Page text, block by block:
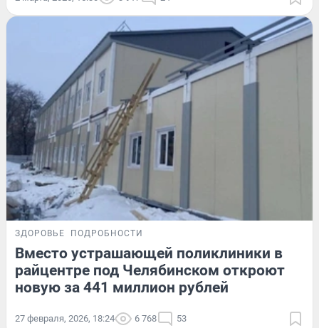
ЗДОРОВЬЕ ПОДРОБНОСТИ
Вместо устрашающей поликлиники в
райцентре под Челябинском откроют
новую за 441 миллион рублей
27 февраля, 2026, 18:24 6 768 53